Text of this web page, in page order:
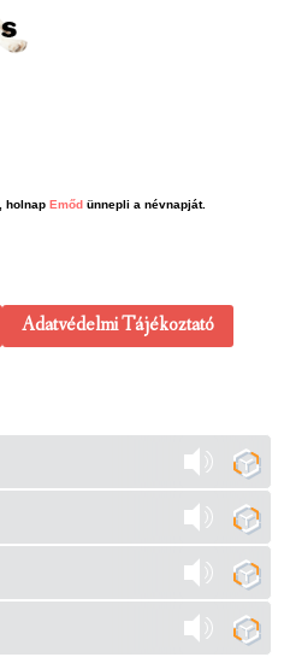
, holnap Emőd ünnepli a névnapját.
Adatvédelmi Tájékoztató